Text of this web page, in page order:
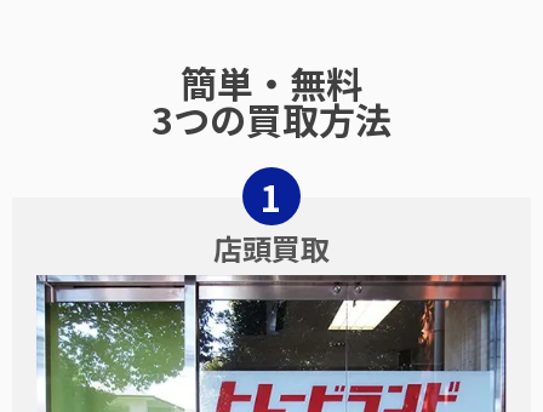
簡単・無料
3つの買取方法
店頭買取